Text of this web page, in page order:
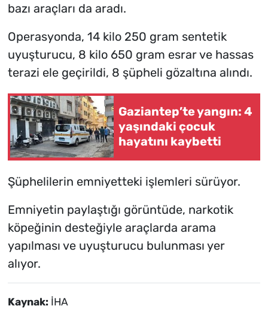
bazı araçları da aradı.
Operasyonda, 14 kilo 250 gram sentetik
uyuşturucu, 8 kilo 650 gram esrar ve hassas
terazi ele geçirildi, 8 şüpheli gözaltına alındı.
Gaziantep’te yangın: 4
yaşındaki çocuk
hayatını kaybetti
Şüphelilerin emniyetteki işlemleri sürüyor.
Emniyetin paylaştığı görüntüde, narkotik
köpeğinin desteğiyle araçlarda arama
yapılması ve uyuşturucu bulunması yer
alıyor.
Kaynak: İHA